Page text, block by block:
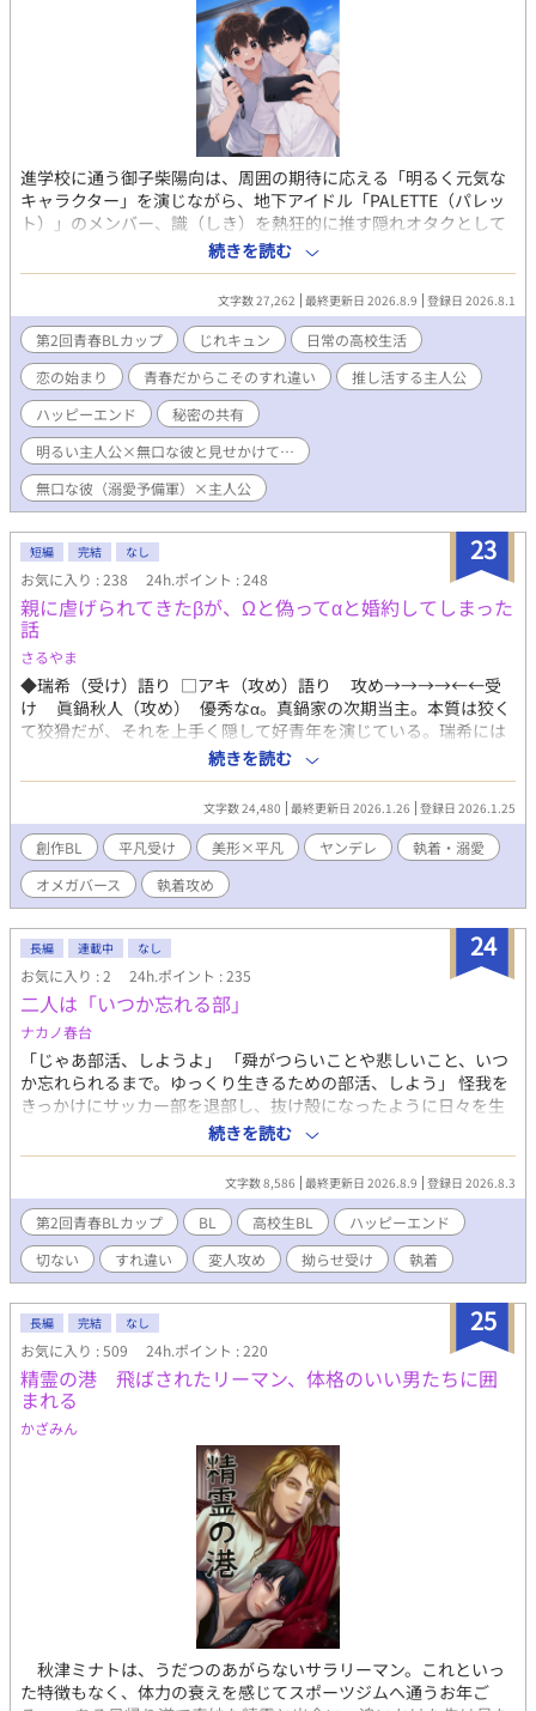
進学校に通う御子柴陽向は、周囲の期待に応える「明るく元気な
キャラクター」を演じながら、地下アイドル「PALETTE（パレッ
ト）」のメンバー、識（しき）を熱狂的に推す隠れオタクとして
の日々を送っていた。 ある日、陽向は校内で推しの缶バッジを落
としたことをきっかけに、クラスで最も無口で孤独な存在である
秋山律に、自分が識推しオタクであることを知られてしまう。 し
かも、実は律も識を推す「同担」だった！ 二人は「学校では他人
のふりをする」という規約を交わしながら、ライブの同行や律の
マンションでの勉強会を通じて、誰にも言えない秘密を共有する
唯一無二の仲になってく。 家庭環境から深い孤独を抱える律と、
キャラを演じ続けることに疲弊していた陽向。 二人は識の歌う
『灯火（ともしび）』の歌詞にある「ここにいていい」という言
葉に救われ、次第に素の自分をさらけ出せる居場所を見出してい
く。 しかし、校内で二人の関係が噂になり始めると、陽向は自分
の立場を守るために咄嗟に律を突き放す嘘をついてしまう。 再び
孤独に沈む律。 何が大切かに気づく陽向。 騒動を乗り越えた２人
は、お互いが人生の「灯火（ともしび）」であることを確信す
る。 やがて恋人同士となった二人は共に歩む未来を誓い合う。
「推し活」から始まるピュアで切ない青春BLストーリーです。
*** 久しぶりの青春もの。 アルファポリスでは、初めての高校生
カップル！ 初々しいキュン！を目指しました。 ええ、キュン！で
す。 ちょっと最後の方で、いつものごとく腹黒執着っぽい匂いが
若干する気もしますが。 初々しいキュンキュン物語です！（と力
説するぐらいには、……青春です💦） いつもの溺愛系ではなく
「恋の始まり」をテーマにしています。 ※第2回青春BLカップ参
加作品です ※毎日12時、1話更新 ただし、第2回青春BLカップで
はランダムにボーナスタイムが発生するとか……？ ボーナスタイ
で、未読には気を付けてくださいね。 ※29話で完結。8月28日完
結予定。 ただ、前述通り、ボーナスタイムの発生と、現在手直し
しつつですので、話数が減る可能性あり。 なので完結予定日が前
倒しになることもあります。 (完結したけど、いつものごとく長編
になってしまったので💦 青春BLカップの規定文字数になるよう
に、頑張って色々と削り中……1話ぐらい減るかも？） ※第2回青
春BLカップに参加してます。 BETで応援していただけたら嬉しい
です(*^^*)
続きを読む
文字数 27,262 最終更新日 2026.8.9 登録日 2026.8.1
第2回青春BLカップ じれキュン
日常の高校生活
恋の始まり
青春だからこそのすれ違い
推し活する主人公
ハッピーエンド
秘密の共有
明るい主人公×無口な彼と見せかけて…
無口な彼（溺愛予備軍）×主人公
23
短編 完結 なし
お気に入り : 238 24h.ポイント : 248
親に虐げられてきたβが、Ωと偽ってαと婚約してしまった
話
さるやま
◆瑞希（受け）語り □アキ（攻め）語り 攻め→→→→←←受
け 眞鍋秋人（攻め） 優秀なα。真鍋家の次期当主。本質は狡く
て狡猾だが、それを上手く隠して好青年を演じている。瑞希には
アキさんと呼ばれている。 高宮瑞希（受け） Ωと偽っている平
凡なβ。幼少期の経験からか自己肯定感が低く、自分に自信がな
い。自己犠牲的。 有栖蕾 花の精のように美しいと名高い美少
年のΩ。アキさんの元婚約者（と言っても、正式な婚約関係にな
く、幼少期の口約束程度）であり、アキさんのことをまだ好いて
いる。瑞希のことを秋人の婚約者として紹介され、許せない相手
になった。
続きを読む
文字数 24,480 最終更新日 2026.1.26 登録日 2026.1.25
創作BL 平凡受け 美形×平凡 ヤンデレ
執着・溺愛
オメガバース
執着攻め
24
長編 連載中 なし
お気に入り : 2 24h.ポイント : 235
二人は「いつか忘れる部」
ナカノ春台
「じゃあ部活、しようよ」 「舜がつらいことや悲しいこと、いつ
か忘れられるまで。ゆっくり生きるための部活、しよう」 怪我を
きっかけにサッカー部を退部し、抜け殻になったように日々を生
きていた富士見 舜は、ひょんなきっかけからマイペース自由人・
泡瀬 貝に懐かれ、彼の思いつきで「いつか忘れる部」として活動
することになる。 ただの暇つぶしのはずだったはずが、二人は誰
にも知られない寂しさを共有し、それを埋め合うようにして仲を
深めていく。しかし膨れ上がっていく貝の感情はやがて友情を超
えた執着になって暴走して……！？ 「舜の一番の仲良しはぼくじ
ゃないと嫌だ」 「ぼくの中身、教えてあげる。……ずっと舜に、
こうしたいって思ってた」 不思議系儚げ美形マイペース攻め×過
去を引きずる平凡世話焼き受け 不器用な二人の恋の行方を描く爽
やかハートフル高校生BLです。 平日は毎日更新できるようがんば
っていきます。 第2回青春BLカップにもエントリーしていますの
で、応援どうぞよろしくお願いいたします。 ◇ （攻） 泡瀬 貝
(あわせ かい) 高校3年生。浮世離れした儚げで中性的な容姿と突
飛な言動が目を引く。マイペースをきわめ、何にも縛られず何を
も縛らない自由人。だが出席日数が圧倒的に足りない。実は海の
生き物に詳しい。 （受） 富士見 舜(ふじみ しゅん) 高校3年
生。2年の秋、怪我をきっかけにいろいろあってサッカー部を退部
し、現在は受験勉強に打ち込んでいる。友人は多いが親友がいな
い。人に甘えたり頼ったりするのが苦手。
続きを読む
文字数 8,586 最終更新日 2026.8.9 登録日 2026.8.3
第2回青春BLカップ BL 高校生BL
ハッピーエンド
切ない
すれ違い 変人攻め 拗らせ受け 執着
25
長編 完結 なし
お気に入り : 509 24h.ポイント : 220
精霊の港 飛ばされたリーマン、体格のいい男たちに囲
まれる
かざみん
秋津ミナトは、うだつのあがらないサラリーマン。これといっ
た特徴もなく、体力の衰えを感じてスポーツジムへ通うお年ご